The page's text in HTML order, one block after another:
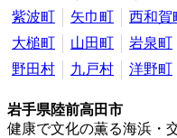
紫波町
矢巾町 西和賀
大槌町
山田町 岩泉町
野田村
九戸村 洋野町
岩手県陸前高田市
健康で文化の薫る海浜・